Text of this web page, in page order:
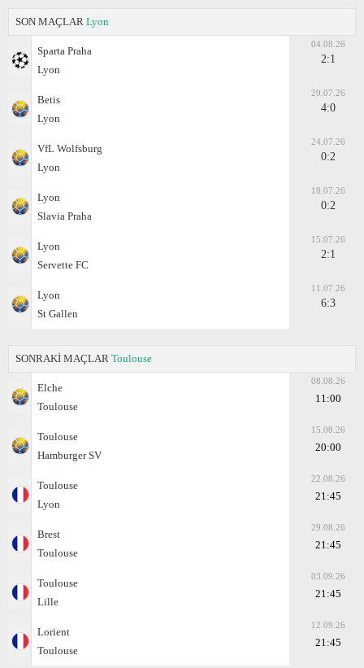
SON MAÇLAR Lyon
Sparta Praha
Lyon
04.08.26
2:1
Betis
Lyon
29.07.26
4:0
VfL Wolfsburg
Lyon
24.07.26
0:2
Lyon
Slavia Praha
18.07.26
0:2
Lyon
Servette FC
15.07.26
2:1
Lyon
St Gallen
11.07.26
6:3
SONRAKİ MAÇLAR Toulouse
Elche
Toulouse
08.08.26
11:00
Toulouse
Hamburger SV
15.08.26
20:00
Toulouse
Lyon
22.08.26
21:45
Brest
Toulouse
29.08.26
21:45
Toulouse
Lille
03.09.26
21:45
Lorient
Toulouse
12.09.26
21:45